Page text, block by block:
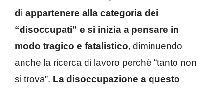
di appartenere alla categoria dei
“disoccupati” e si inizia a pensare in
modo tragico e fatalistico, diminuendo
anche la ricerca di lavoro perchè “tanto non
si trova”. La disoccupazione a questo